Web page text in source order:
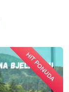
HIT PONUDA